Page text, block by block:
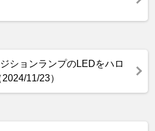
ションランプのLEDをハロ
11/23）